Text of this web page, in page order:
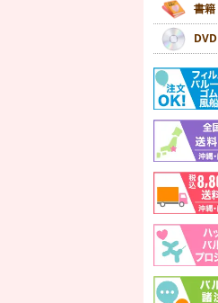
書籍
DVD